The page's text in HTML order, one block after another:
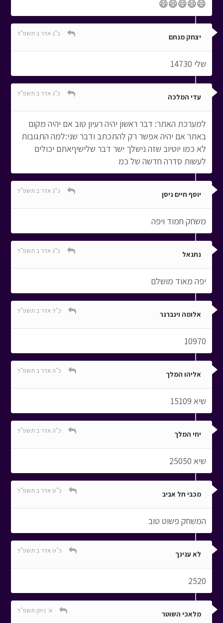
😄😄😄😄😄
יצחק מנחם כ"ג אדר ב תשפ"ד
שלי 14730
עדי המלכה כ"ג אדר ב תשפ"ד
למערכת האתר: דבר ראשון יהיה רעיון טוב אם יהיה מקום
באתר אם יהיה אפשר רק להתכתב ודבר שני:למה התגובות
לא כמו יוטיוב שזה נישלך ישר דבר שלישיףאתם יכולים
לעשות סדרה חדשה של כמ
יוסף חיים ניסן כ"ג אדר ב תשפ"ד
משחק חמוד ויפה
נתנאל כ"ג אדר ב תשפ"ד
יפה מאוד מושלם
אלומה וינברגר כ"ד אדר ב תשפ"ד
10970
אליהו המלך כ"ה אדר ב תשפ"ד
שיא 15109
יחי המלך כ"ה אדר ב תשפ"ד
שיא 25050
מכבי תל אביב כ"ט אדר ב תשפ"ד
המשחק פשוט טוב
לא ענינך כ"ט אדר ב תשפ"ד
2520
מלאכי השוטר א' ניסן תשפ"ד